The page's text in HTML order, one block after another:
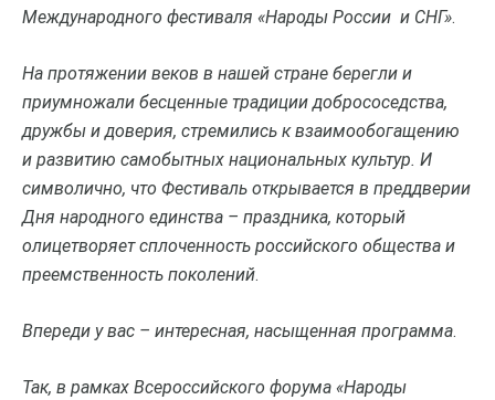
Международного фестиваля «Народы России и СНГ».
На протяжении веков в нашей стране берегли и
приумножали бесценные традиции добрососедства,
дружбы и доверия, стремились к взаимообогащению
и развитию самобытных национальных культур. И
символично, что Фестиваль открывается в преддверии
Дня народного единства – праздника, который
олицетворяет сплоченность российского общества и
преемственность поколений.
Впереди у вас – интересная, насыщенная программа.
Так, в рамках Всероссийского форума «Народы